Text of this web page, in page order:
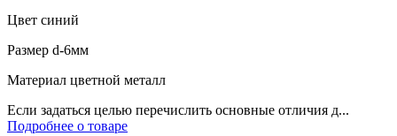
Цвет синий
Размер d-6мм
Материал цветной металл
Если задаться целью перечислить основные отличия д...
Подробнее о товаре